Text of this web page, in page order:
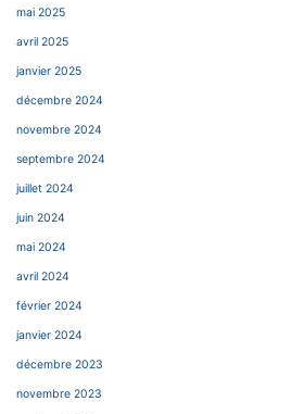
mai 2025
avril 2025
janvier 2025
décembre 2024
novembre 2024
septembre 2024
juillet 2024
juin 2024
mai 2024
avril 2024
février 2024
janvier 2024
décembre 2023
novembre 2023